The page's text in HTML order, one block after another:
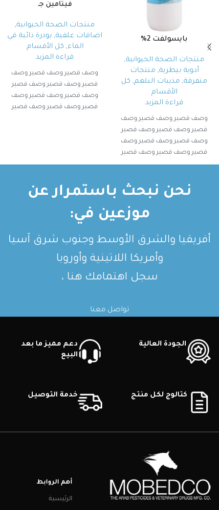
بايسولفت 2%
منتجات الصحة الحيوانية,
أدوية بيطرية, منتجات
متفرقة, مذيبات البلغم, كل
الأقسام
قراءة المزيد
وصف قصير وصف قصير وصف
قصير وصف قصير وصف قصير
وصف قصير وصف قصير وصف
قصير وصف قصير وصف قصير
وصف قصير وصف قصير
فيتامين جـ
منتجات الصحة الحيوانية,
اضافات علفية, بودرة ذائبة في
الماء, كل الأقسام
قراءة المزيد
وصف قصير وصف قصير وصف
قصير وصف قصير وصف قصير
وصف قصير وصف قصير وصف
قصير وصف قصير وصف قصير
نحن نبحث باستمرار عن
موزعين في:
أفريقيا والشرق الأوسط وجنوب شرق آسيا
وأمريكا اللاتينية وأوروبا
سجل اهتمامك هنا ،
تواصل معنا
الجودة العالية
دعم مميز ما بعد
البيع
كتالوج لكل منتج خدمة التوصيل
أهم الروابط
الرئيسية